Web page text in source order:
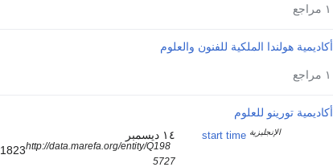
١ مراجع
أكاديمية هولندا الملكية للفنون والعلوم
١ مراجع
أكاديمية تورينو للعلوم
start time الإنجليزية
١٤ ديسمبر
1823http://data.marefa.org/entity/Q198
5727